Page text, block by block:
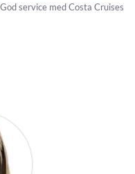
God service med Costa Cruises